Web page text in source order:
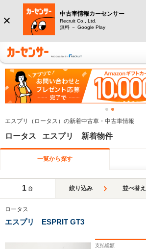
中古車情報カーセンサー
Recruit Co., Ltd.
無料 － Google Play
エスプリ（ロータス）の新着中古車・中古車情報
ロータス エスプリ 新着物件
一覧から探す
1 台 絞り込み 並べ替え
ロータス
エスプリ ESPRIT GT3
支払総額